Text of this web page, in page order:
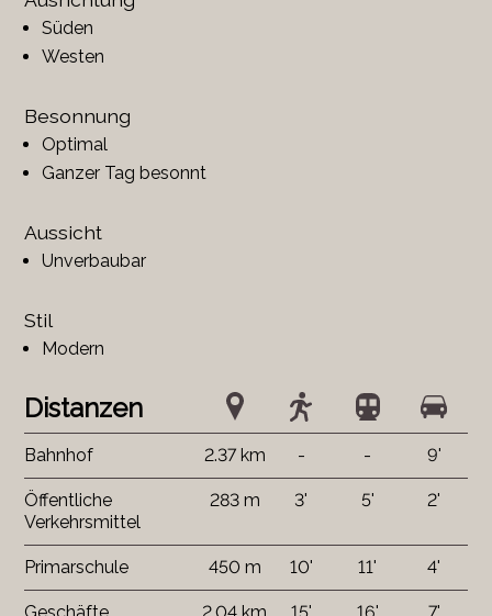
Süden
Westen
Besonnung
Optimal
Ganzer Tag besonnt
Aussicht
Unverbaubar
Stil
Modern
Distanzen
Bahnhof 2.37 km - - 9'
Öffentliche
Verkehrsmittel
283 m 3' 5' 2'
Primarschule 450 m 10' 11' 4'